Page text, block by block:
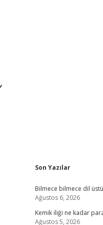
Sidebar
Son Yazılar
Bilmece bilmece dil
Ağustos 6, 2026
Kemik iliği ne kadar
Ağustos 5, 2026